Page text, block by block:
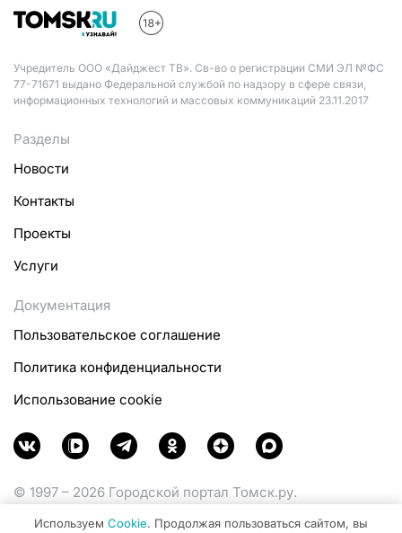
Учредитель ООО «Дайджест ТВ». Св-во о регистрации СМИ ЭЛ №ФС
77-71671 выдано Федеральной службой по надзору в сфере связи,
информационных технологий и массовых коммуникаций 23.11.2017
Разделы
Новости
Контакты
Проекты
Услуги
Документация
Пользовательское соглашение
Политика конфиденциальности
Использование cookie
© 1997 – 2026 Городской портал Томск.ру.
Используем Cookie. Продолжая пользоваться сайтом, вы